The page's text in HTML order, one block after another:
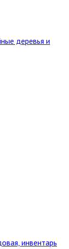
деревья и
инвентарь